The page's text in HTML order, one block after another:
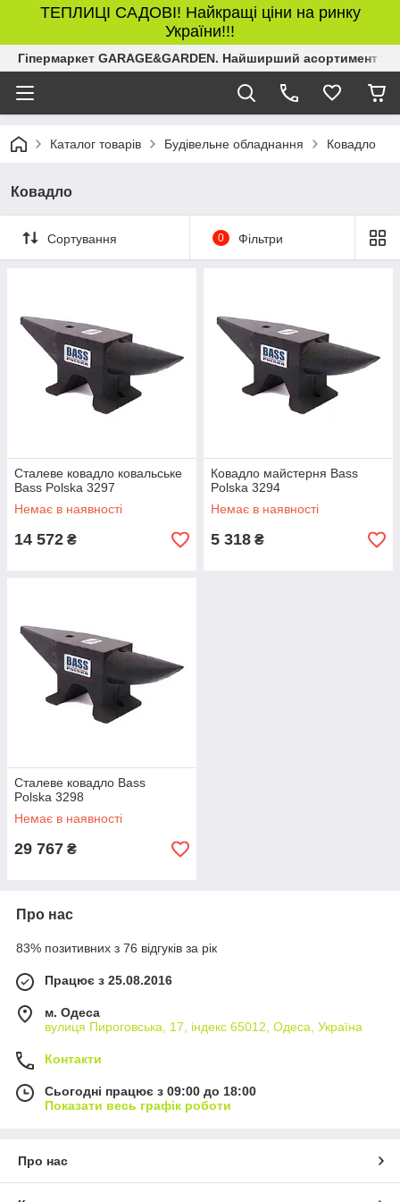
ТЕПЛИЦІ САДОВІ! Найкращі ціни на ринку
України!!!
Гіпермаркет GARAGE&GARDEN. Найширший асортимент
Каталог товарів Будівельне обладнання Ковадло
Ковадло
Сортування 0 Фільтри
Сталеве ковадло ковальське
Bass Polska 3297
Немає в наявності
14 572 ₴
Ковадло майстерня Bass
Polska 3294
Немає в наявності
5 318 ₴
Сталеве ковадло Bass
Polska 3298
Немає в наявності
29 767 ₴
Про нас
83% позитивних з 76 відгуків за рік
Працює з 25.08.2016
м. Одеса
вулиця Пироговська, 17, індекс 65012, Одеса, Україна
Контакти
Сьогодні працює з 09:00 до 18:00
Показати весь графік роботи
Про нас